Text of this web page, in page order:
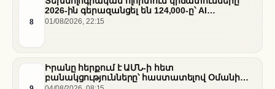
8
2026-ին գերազանցել են 124,000-ը՝ AI
ենթակառուցվածքների վերաբաշխման ֆոնին
01/08/2026, 22:15
Իրանը հերքում է ԱՄՆ-ի հետ
բանակցությունները՝ հաստատելով Օմանի